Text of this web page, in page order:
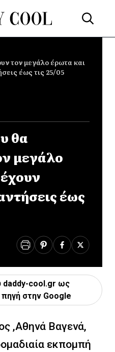
τον μεγάλο έρωτα και
έως τις 25/05
θα
μεγάλο
έως
daddy-cool.gr ως
στην Google
,Αθηνά Βαγενά,
εκπομπή